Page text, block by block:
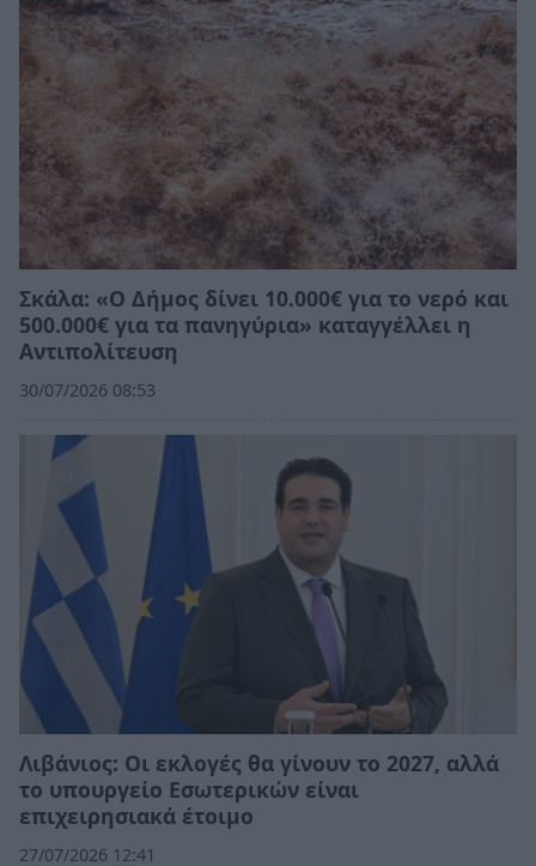
Σκάλα: «Ο Δήμος δίνει 10.000€ για το νερό και
500.000€ για τα πανηγύρια» καταγγέλλει η
Αντιπολίτευση
30/07/2026 08:53
Λιβάνιος: Οι εκλογές θα γίνουν το 2027, αλλά
το υπουργείο Εσωτερικών είναι
επιχειρησιακά έτοιμο
27/07/2026 12:41